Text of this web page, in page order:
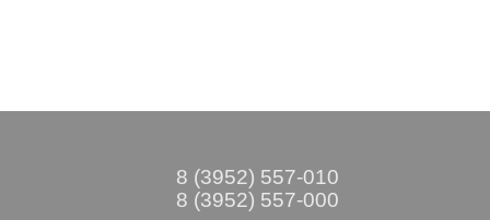
8 (3952) 557-010
8 (3952) 557-000